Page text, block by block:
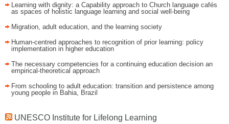
Learning with dignity: a Capability approach to Church language cafés
as spaces of holistic language learning and social well-being
Migration, adult education, and the learning society
Human-centred approaches to recognition of prior learning: policy
implementation in higher education
The necessary competencies for a continuing education decision an
empirical-theoretical approach
From schooling to adult education: transition and persistence among
young people in Bahia, Brazil
UNESCO Institute for Lifelong Learning